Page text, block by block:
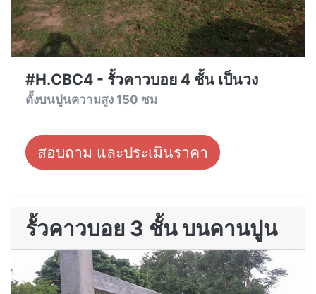
#H.CBC4 - รั้วคาวบอย 4 ชั้น เป็นวง
ตั้งบนปูนความสูง 150 ซม
สอบถาม และประเมินราคา
รั้วคาวบอย 3 ชั้น บนคานปูน